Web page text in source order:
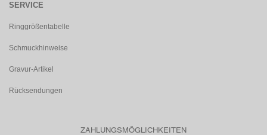
SERVICE
Ringgrößentabelle
Schmuckhinweise
Gravur-Artikel
Rücksendungen
ZAHLUNGSMÖGLICHKEITEN